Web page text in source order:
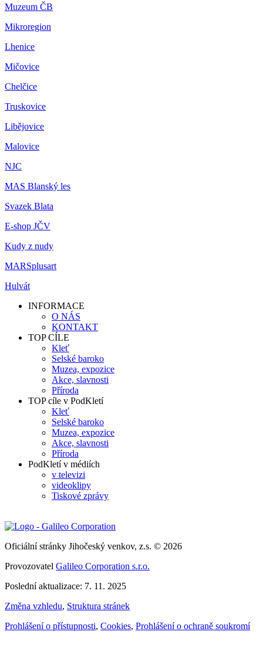
Muzeum ČB
Mikroregion
Lhenice
Mičovice
Chelčice
Truskovice
Libějovice
Malovice
NJC
MAS Blanský les
Svazek Blata
E-shop JČV
Kudy z nudy
MARSplusart
Hulvát
INFORMACE
O NÁS
KONTAKT
TOP CÍLE
Kleť
Selské baroko
Muzea, expozice
Akce, slavnosti
Příroda
TOP cíle v PodKletí
Kleť
Selské baroko
Muzea, expozice
Akce, slavnosti
Příroda
PodKletí v médiích
v televizi
videoklipy
Tiskové zprávy
Oficiální stránky Jihočeský venkov, z.s. © 2026
Provozovatel Galileo Corporation s.r.o.
Poslední aktualizace: 7. 11. 2025
Změna vzhledu, Struktura stránek
Prohlášení o přístupnosti, Cookies, Prohlášení o ochraně soukromí